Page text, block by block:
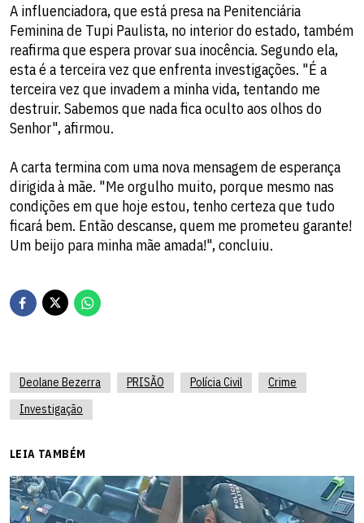
A influenciadora, que está presa na Penitenciária
Feminina de Tupi Paulista, no interior do estado, também
reafirma que espera provar sua inocência. Segundo ela,
esta é a terceira vez que enfrenta investigações. "É a
terceira vez que invadem a minha vida, tentando me
destruir. Sabemos que nada fica oculto aos olhos do
Senhor", afirmou.
A carta termina com uma nova mensagem de esperança
dirigida à mãe. "Me orgulho muito, porque mesmo nas
condições em que hoje estou, tenho certeza que tudo
ficará bem. Então descanse, quem me prometeu garante!
Um beijo para minha mãe amada!", concluiu.
Deolane Bezerra PRISÃO Polícia Civil
Crime
Investigação
LEIA TAMBÉM